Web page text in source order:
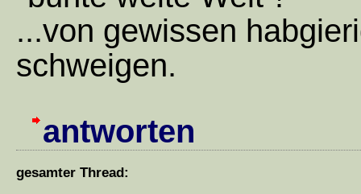
...von gewissen
schweigen.
antworten
gesamter Thread: